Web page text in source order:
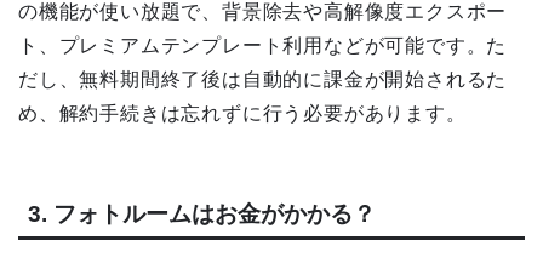
の機能が使い放題で、背景除去や高解像度エクスポー
ト、プレミアムテンプレート利用などが可能です。た
だし、無料期間終了後は自動的に課金が開始されるた
め、解約手続きは忘れずに行う必要があります。
3. フォトルームはお金がかかる？